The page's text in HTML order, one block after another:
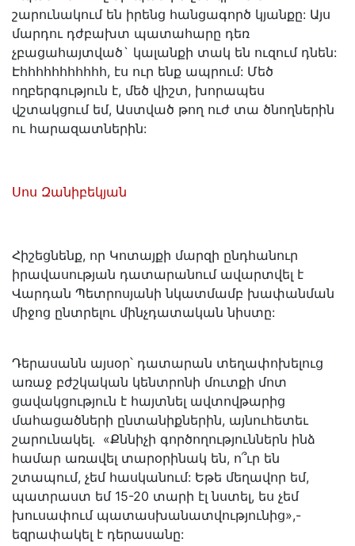
շարունակում են իրենց հանցագործ կյանքը: Այս
մարդու դժբախտ պատահարը դեռ
չբացահայտված` կալանքի տակ են ուզում դնեն:
Էհհհհհհհհհհհ, էս ուր ենք ապրում: Մեծ
ողբերգություն է, մեծ վիշտ, խորապես
վշտակցում եմ, Աստված թող ուժ տա ծնողներին
ու հարազատներին:
Սոս Զանիբեկյան
Հիշեցնենք, որ Կոտայքի մարզի ընդհանուր
իրավասության դատարանում ավարտվել է
Վարդան Պետրոսյանի նկատմամբ խափանման
միջոց ընտրելու մինչդատական նիստը:
Դերասանն այսօր՝ դատարան տեղափոխելուց
առաջ բժշկական կենտրոնի մուտքի մոտ
ցավակցություն է հայտնել ավտովթարից
մահացածների ընտանիքներին, այնուհետեւ
շարունակել. «Քննիչի գործողություններն ինձ
համար առավել տարօրինակ են, ո՞ւր են
շտապում, չեմ հասկանում: Եթե մեղավոր եմ,
պատրաստ եմ 15-20 տարի էլ նստել, ես չեմ
խուսափում պատասխանատվությունից»,-
եզրափակել է դերասանը: